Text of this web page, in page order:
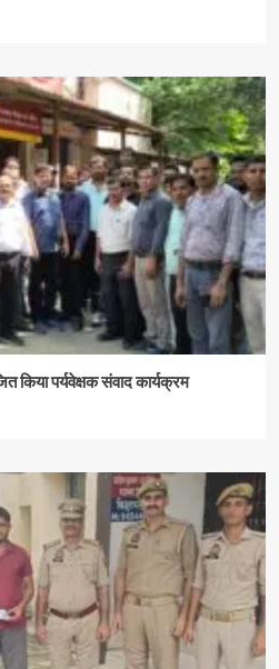
पर्यवेक्षक संवाद कार्यक्रम